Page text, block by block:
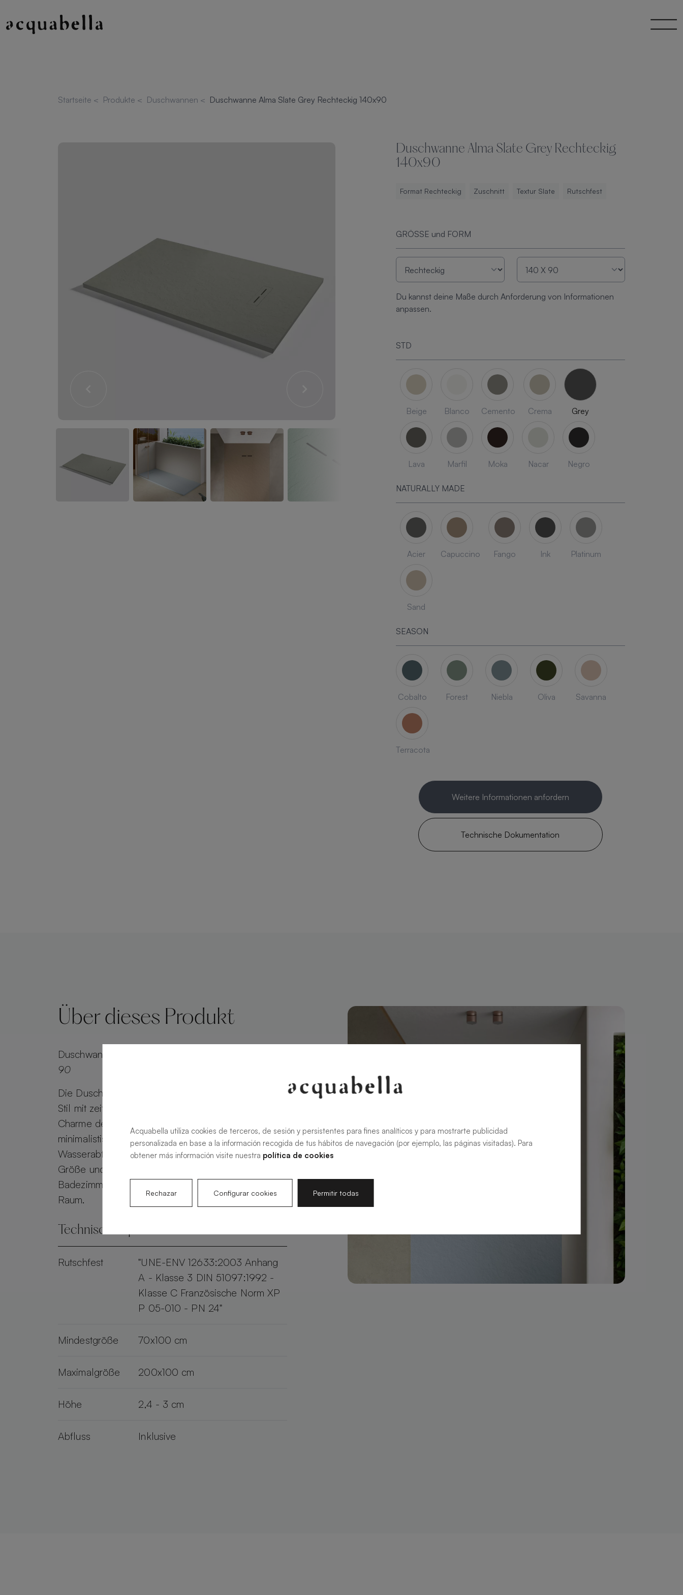
Startseite < Produkte < Duschwannen < Duschwanne Alma Slate Grey Rechteckig 140x90
Duschwanne Alma Slate Grey Rechteckig
140x90
Format Rechteckig Zuschnitt Textur Slate Rutschfest
GRÖSSE und FORM
Du kannst deine Maße durch Anforderung von Informationen
anpassen.
STD
Beige Blanco Cemento Crema Grey
Lava Marfil Moka Nacar Negro
NATURALLY MADE
Acier Capuccino Fango Ink Platinum
Sand
SEASON
Cobalto Forest Niebla Oliva Savanna
Terracota
Weitere Informationen anfordern
Technische Dokumentation
Über dieses Produkt
Duschwanne
90
Die Duschwanne Alma Slate kombiniert modernen
Stil mit zeitlosem Reiz. Alma Slate behält den
Charme der Steinoptik bei, während sein
minimalistisches Gitter einen effizienteren
Wasserabfluss gewährleistet. Personalisierbar in
Größe und Farbe, verwandelt die Alma Slate Ihr
Badezimmer in einen eleganten und praktischen
Raum.
Technische Spezifikationen
Rutschfest
"UNE-ENV 12633:2003 Anhang
A - Klasse 3 DIN 51097:1992 -
Klasse C Französische Norm XP
P 05-010 - PN 24"
Mindestgröße 70x100 cm
Maximalgröße 200x100 cm
Höhe 2,4 - 3 cm
Abfluss Inklusive
Acquabella utiliza cookies de terceros, de sesión y persistentes para fines analíticos y para mostrarte publicidad
personalizada en base a la información recogida de tus hábitos de navegación (por ejemplo, las páginas visitadas). Para
obtener más información visite nuestra política de cookies
Rechazar Configurar cookies Permitir todas